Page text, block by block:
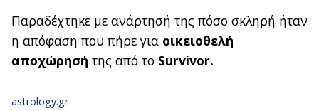
Παραδέχτηκε με ανάρτησή της πόσο σκληρή ήταν
η απόφαση που πήρε για οικειοθελή
αποχώρησή της από το Survivor.
astrology.gr